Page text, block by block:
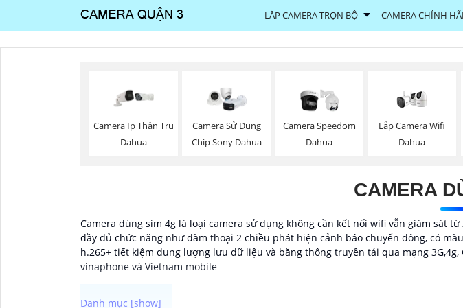
LẮP CAMERA TRỌN BỘ CAMERA CHÍNH
Camera Ip Thân Trụ
Dahua
Camera Sử Dụng
Chip Sony Dahua
Camera Speedom
Dahua
Lắp Camera Wifi
Dahua
CAMERA
Camera dùng sim 4g là loại camera sử dụng không cần kết nối wifi vẫn giám sát
đầy đủ chức năng như đàm thoại 2 chiều phát hiện cảnh báo chuyển đông, có
h.265+ tiết kiệm dung lượng lưu dữ liệu và băng thông truyền tải qua mạng
vinaphone và Vietnam mobile